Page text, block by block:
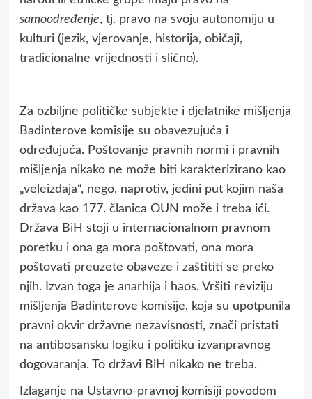
samoodređenje, tj. pravo na svoju autonomiju u
kulturi (jezik, vjerovanje, historija, običaji,
tradicionalne vrijednosti i slično).
Za ozbiljne političke subjekte i djelatnike mišljenja
Badinterove komisije su obavezujuća i
određujuća. Poštovanje pravnih normi i pravnih
mišljenja nikako ne može biti karakterizirano kao
„veleizdaja“, nego, naprotiv, jedini put kojim naša
država kao 177. članica OUN može i treba ići.
Država BiH stoji u internacionalnom pravnom
poretku i ona ga mora poštovati, ona mora
poštovati preuzete obaveze i zaštititi se preko
njih. Izvan toga je anarhija i haos. Vršiti reviziju
mišljenja Badinterove komisije, koja su upotpunila
pravni okvir državne nezavisnosti, znači pristati
na antibosansku logiku i politiku izvanpravnog
dogovaranja. To državi BiH nikako ne treba.
Izlaganje na Ustavno-pravnoj komisiji povodom